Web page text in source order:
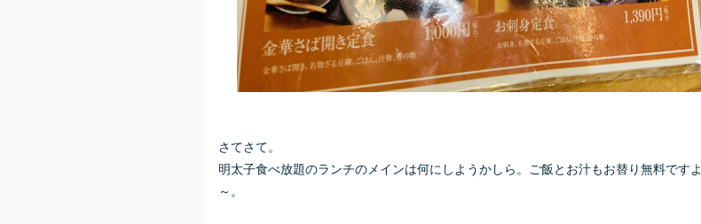
さてさて。
明太子食べ放題のランチのメインは何にしようかしら。ご飯とお汁もお替り無料ですよ
～。